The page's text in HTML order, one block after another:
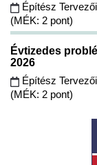
Építész
(MÉK: 2 pont)
Évtizedes
2026
Építész
(MÉK: 2 pont)